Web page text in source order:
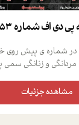
دي اف شماره 453
شماره ی پیش روی
و زنانگی سمی
در بخش های مختلف
به این موضوع مهم
مشاهده جزئیات